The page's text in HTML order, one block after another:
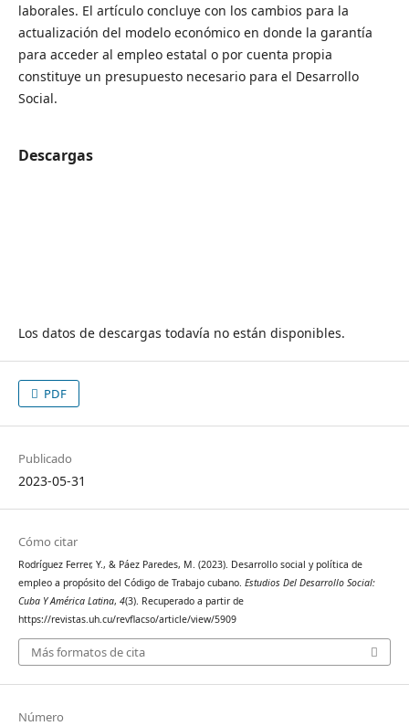
laborales. El artículo concluye con los cambios para la
actualización del modelo económico en donde la garantía
para acceder al empleo estatal o por cuenta propia
constituye un presupuesto necesario para el Desarrollo
Social.
Descargas
Los datos de descargas todavía no están disponibles.
PDF
Publicado
2023-05-31
Cómo citar
Rodríguez Ferrer, Y., & Páez Paredes, M. (2023). Desarrollo social y política de
empleo a propósito del Código de Trabajo cubano. Estudios Del Desarrollo Social:
Cuba Y América Latina, 4(3). Recuperado a partir de
https://revistas.uh.cu/revflacso/article/view/5909
Más formatos de cita
Número